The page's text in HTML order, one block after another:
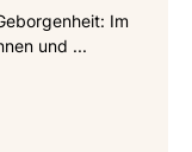
Im
und ...